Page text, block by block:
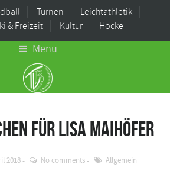
Turnen
Leichtathletik
& Freizeit Kultur Hocke
Menu
für Lisa Maihöfer
2018 No comments Allgemein